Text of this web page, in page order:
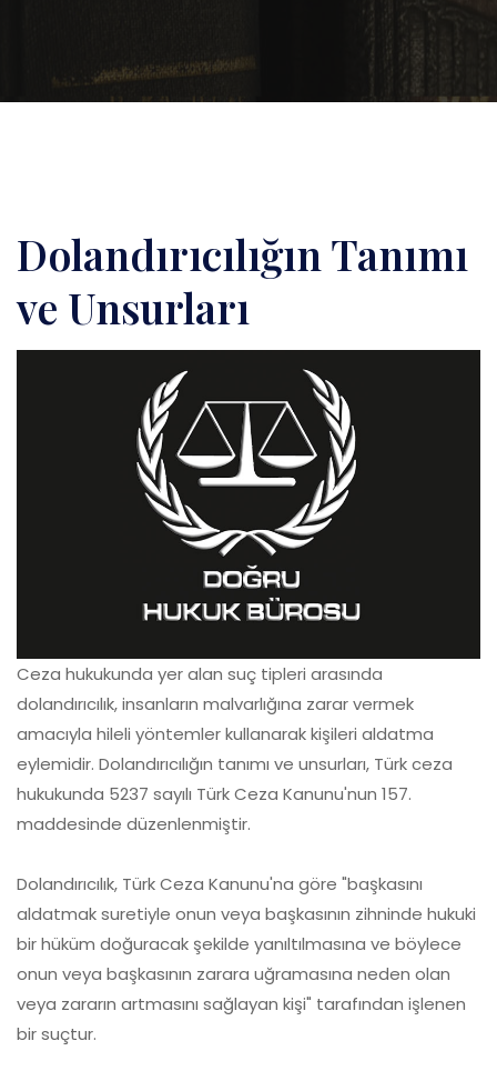
Dolandırıcılığın Tanımı
ve Unsurları
Ceza hukukunda yer alan suç tipleri arasında
dolandırıcılık, insanların malvarlığına zarar vermek
amacıyla hileli yöntemler kullanarak kişileri aldatma
eylemidir. Dolandırıcılığın tanımı ve unsurları, Türk ceza
hukukunda 5237 sayılı Türk Ceza Kanunu'nun 157.
maddesinde düzenlenmiştir.
Dolandırıcılık, Türk Ceza Kanunu'na göre "başkasını
aldatmak suretiyle onun veya başkasının zihninde hukuki
bir hüküm doğuracak şekilde yanıltılmasına ve böylece
onun veya başkasının zarara uğramasına neden olan
veya zararın artmasını sağlayan kişi" tarafından işlenen
bir suçtur.